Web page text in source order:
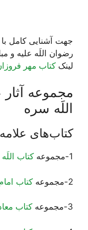
جهت آشنایی کامل
رضوان اللَه علیه و
لینک کتاب مهر
مجموعه
اللَه سره
کتاب‌های
1-مجموعه کتاب
2-مجموعه کتاب
3-مجموعه کتاب